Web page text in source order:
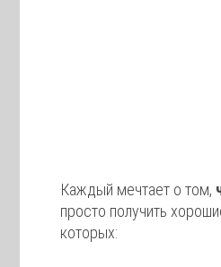
Каждый мечтает о том,
просто получить
которых: